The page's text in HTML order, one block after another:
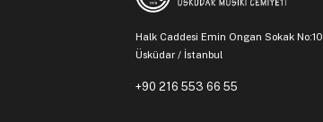
Halk Caddesi Emin Ongan Sokak No:10
Üsküdar / İstanbul
+90 216 553 66 55